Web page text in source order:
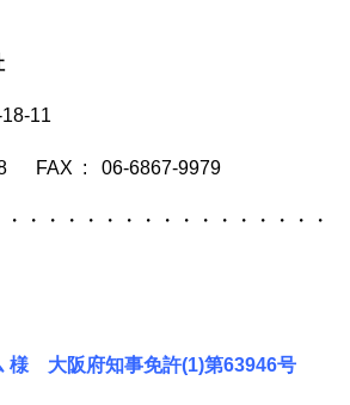
11
FAX : 06-6867-9979
・・・・・・・・・・・・・・・・・
様 大阪府知事免許(1)第63946号